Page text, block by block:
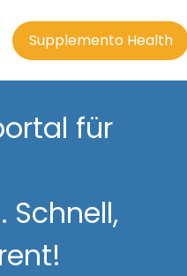
Supplemento Health
für